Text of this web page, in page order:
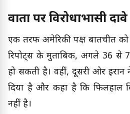
वार्ता पर विरोधाभासी दावे
एक तरफ अमेरिकी पक्ष बातचीत को
रिपोर्ट्स के मुताबिक, अगले 36 से
हो सकती है। वहीं, दूसरी ओर ईरान
दिया है और कहा है कि फिलहाल
नहीं है।